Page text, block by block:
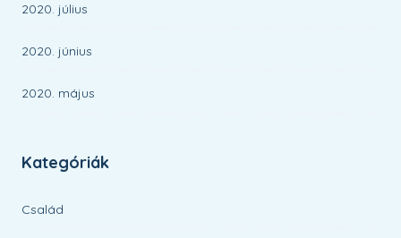
2020. július
2020. június
2020. május
Kategóriák
Család